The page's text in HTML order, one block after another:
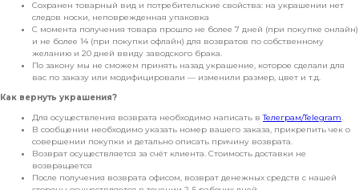
Сохранен товарный вид и потребительские свойства: на украшении нет
следов носки, неповрежденная упаковка
С момента получения товара прошло не более 7 дней (при покупке онлайн)
и не более 14 (при покупки офлайн) для возвратов по собственному
желанию и 20 дней ввиду заводского брака.
По закону мы не сможем принять назад украшение, которое сделали для
вас по заказу или модифицировали — изменили размер, цвет и т.д.
Как вернуть украшения?
Для осуществления возврата необходимо написать вТелеграм/Telegram.
В сообщении необходимо указать номер вашего заказа, прикрепить чек о
совершении покупки и детально описать причину возврата.
Возврат осуществляется за счёт клиента. Стоимость доставки не
возвращается
После получения возврата офисом, возврат денежных средств с нашей